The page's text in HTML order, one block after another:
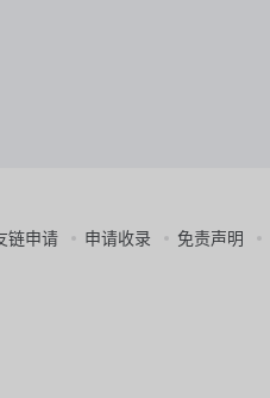
链申请 申请收录 免责声明